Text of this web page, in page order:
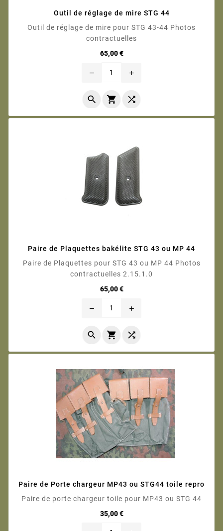
Outil de réglage de mire STG 44
Outil de réglage de mire pour STG 43-44 Photos
contractuelles
65,00 €Prix
remove add
  
Paire de Plaquettes bakélite STG 43 ou MP 44
Paire de Plaquettes pour STG 43 ou MP 44 Photos
contractuelles 2.15.1.0
65,00 €Prix
remove add
  
Paire de Porte chargeur MP43 ou STG44 toile repro
Paire de porte chargeur toile pour MP43 ou STG 44
35,00 €Prix